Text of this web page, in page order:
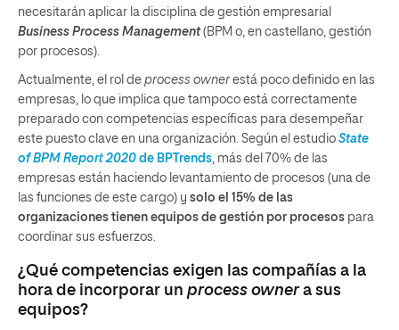
necesitarán aplicar la disciplina de gestión empresarial
Business Process Management(BPM o, en castellano, gestión
por procesos).
Actualmente, el rol de process ownerestá poco definido en las
empresas, lo que implica que tampoco está correctamente
preparado con competencias específicas para desempeñar
este puesto clave en una organización. Según el estudio State
of BPM Report 2020 de BPTrends, más del 70% de las
empresas están haciendo levantamiento de procesos (una de
las funciones de este cargo) y solo el 15% de las
organizaciones tienen equipos de gestión por procesos para
coordinar sus esfuerzos.
¿Qué competencias exigen las compañías a la
hora de incorporar un process ownera sus
equipos?